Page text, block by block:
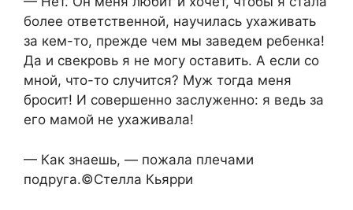
более ответственной, научилась ухаживать
за кем-то, прежде чем мы заведем ребенка!
Да и свекровь я не могу оставить. А если со
мной, что-то случится? Муж тогда меня
бросит! И совершенно заслуженно: я ведь за
его мамой не ухаживала!
— Как знаешь, — пожала плечами
подруга.©Стелла Кьярри